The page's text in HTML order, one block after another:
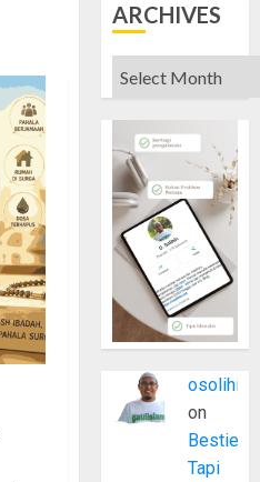
ARCHIVES
Archives
osolihin
on
Bestie
Tapi